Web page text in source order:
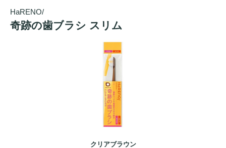
HaRENO/
奇跡の歯ブラシ スリム
クリアブラウン